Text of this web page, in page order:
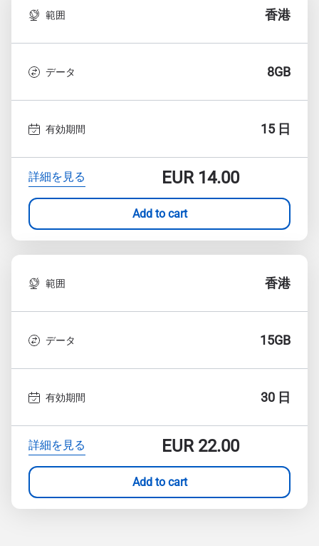
範囲 香港
データ 8GB
有効期間 15 日
詳細を見る EUR14.00
Add to cart
範囲 香港
データ 15GB
有効期間 30 日
詳細を見る EUR22.00
Add to cart